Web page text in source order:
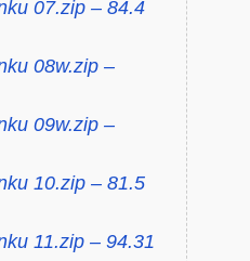
07.zip – 84.4
08w.zip –
09w.zip –
10.zip – 81.5
11.zip – 94.31